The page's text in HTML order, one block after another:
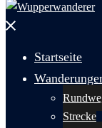
Menü
Startseite
Strecke